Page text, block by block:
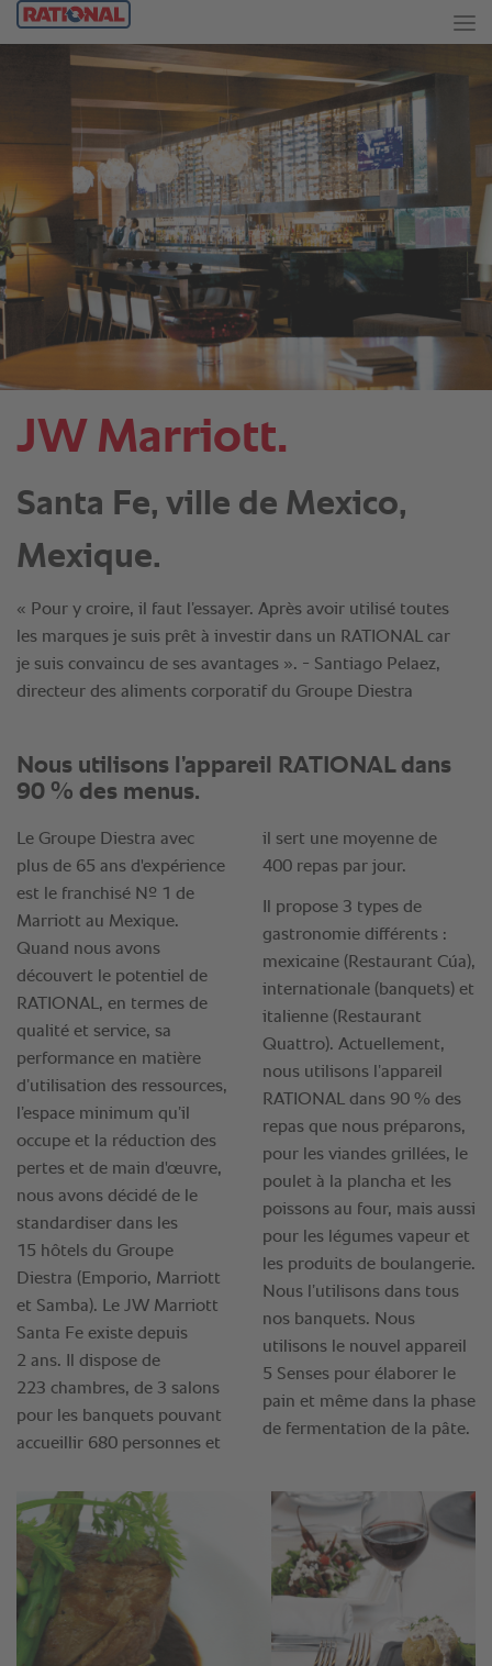
JW Marriott.
Santa Fe, ville de Mexico,
Mexique.
« Pour y croire, il faut l’essayer. Après avoir utilisé toutes
les marques je suis prêt à investir dans un RATIONAL car
je suis convaincu de ses avantages ». - Santiago Pelaez,
directeur des aliments corporatif du Groupe Diestra